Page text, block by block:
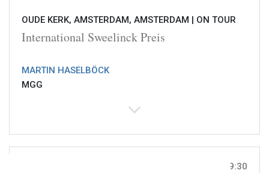
OUDE KERK, AMSTERDAM, AMSTERDAM | ON TOUR
International Sweelinck Preis
MARTIN HASELBÖCK
MGG
9:30